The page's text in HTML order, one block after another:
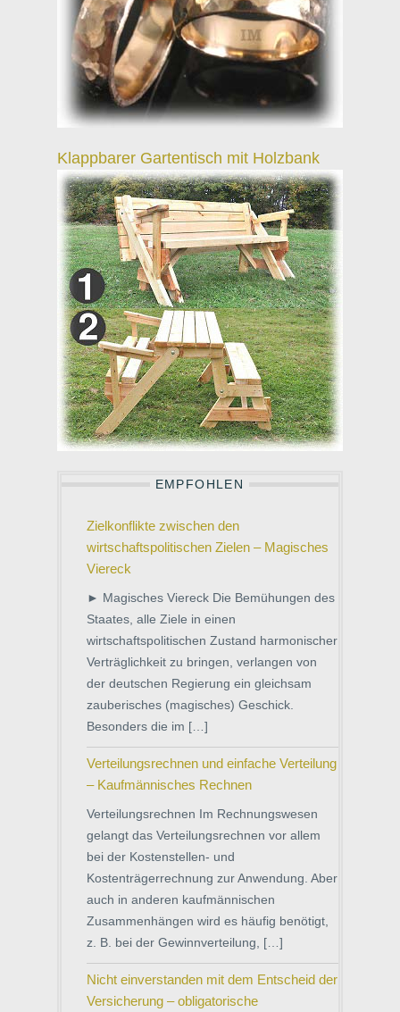
Klappbarer Gartentisch mit Holzbank
EMPFOHLEN
Zielkonflikte zwischen den
wirtschaftspolitischen Zielen – Magisches
Viereck
► Magisches Viereck Die Bemühungen des
Staates, alle Ziele in einen
wirtschaftspolitischen Zustand harmonischer
Verträglichkeit zu bringen, verlangen von
der deutschen Regierung ein gleichsam
zauberisches (magisches) Geschick.
Besonders die im […]
Verteilungsrechnen und einfache Verteilung
– Kaufmännisches Rechnen
Verteilungsrechnen Im Rechnungswesen
gelangt das Verteilungsrechnen vor allem
bei der Kostenstellen- und
Kostenträgerrechnung zur Anwendung. Aber
auch in anderen kaufmännischen
Zusammenhängen wird es häufig benötigt,
z. B. bei der Gewinnverteilung, […]
Nicht einverstanden mit dem Entscheid der
Versicherung – obligatorische